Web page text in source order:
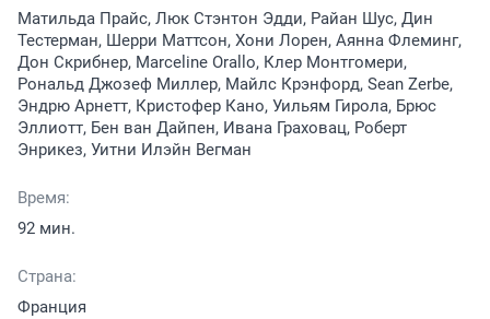
Матильда Прайс, Люк Стэнтон Эдди, Райан Шус, Дин
Тестерман, Шерри Маттсон, Хони Лорен, Аянна Флеминг,
Дон Скрибнер, Marceline Orallo, Клер Монтгомери,
Рональд Джозеф Миллер, Майлс Крэнфорд, Sean Zerbe,
Эндрю Арнетт, Кристофер Кано, Уильям Гирола, Брюс
Эллиотт, Бен ван Дайпен, Ивана Граховац, Роберт
Энрикез, Уитни Илэйн Вегман
Время:
92 мин.
Страна:
Франция